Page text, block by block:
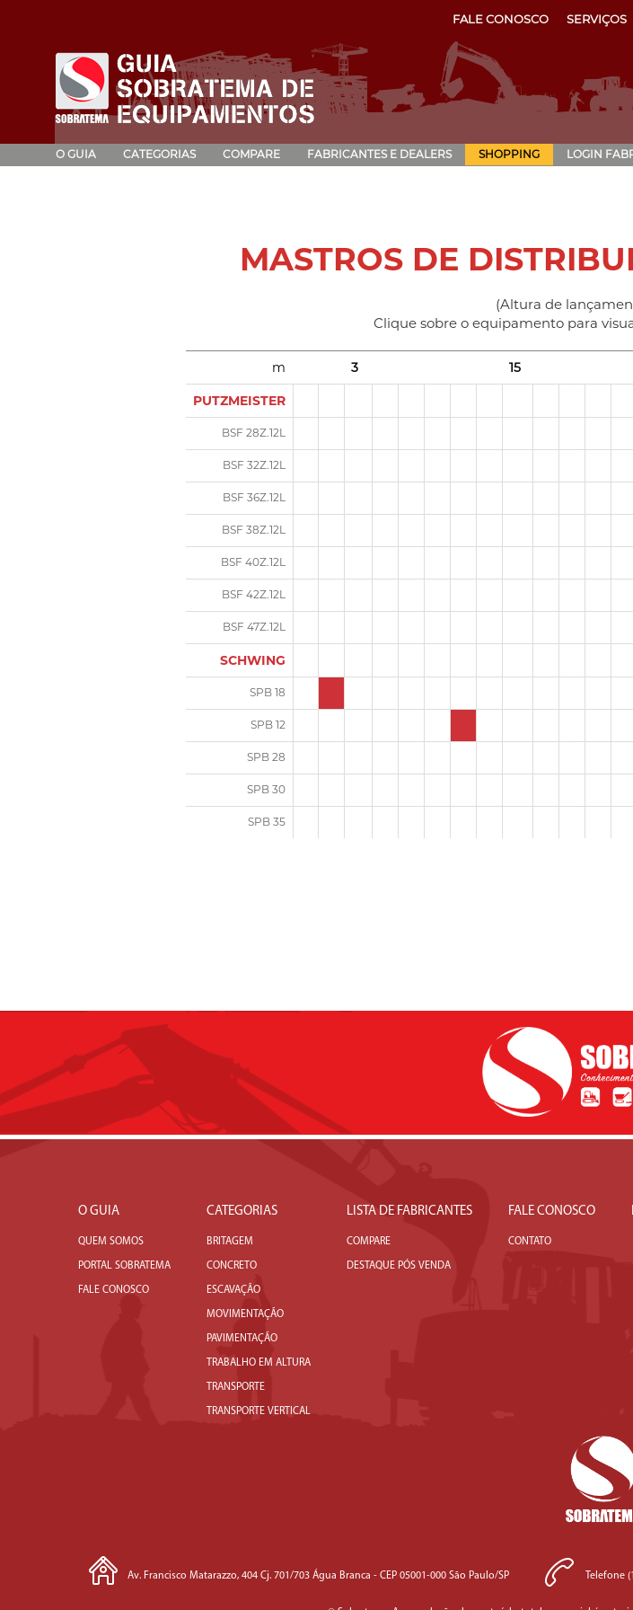
FALE CONOSCO SERVIÇOS
O GUIA CATEGORIAS COMPARE FABRICANTES E DEALERS SHOPPING LOGIN
MASTROS DE
(Altura de
Clique sobre o equipamento para
m 3 15
PUTZMEISTER
BSF 28Z.12L
BSF 32Z.12L
BSF 36Z.12L
BSF 38Z.12L
BSF 40Z.12L
BSF 42Z.12L
BSF 47Z.12L
SCHWING
SPB 18
SPB 12
SPB 28
SPB 30
SPB 35
O GUIA
QUEM SOMOS
PORTAL SOBRATEMA
FALE CONOSCO
CATEGORIAS
BRITAGEM
CONCRETO
ESCAVAÇÃO
MOVIMENTAÇÃO
PAVIMENTAÇÃO
TRABALHO EM ALTURA
TRANSPORTE
TRANSPORTE VERTICAL
LISTA DE FABRICANTES
COMPARE
DESTAQUE PÓS VENDA
FALE CONOSCO
CONTATO
Av. Francisco Matarazzo, 404 Cj. 701/703 Água Branca - CEP 05001-000 São Paulo/SP Telefone